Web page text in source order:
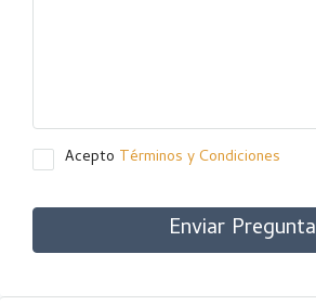
Acepto Términos y Condiciones
Enviar Pregunta